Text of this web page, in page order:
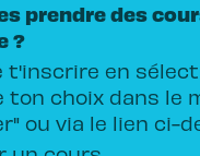
prendre des
?
t'inscrire en
ton choix dans le
ou via le lien ci-